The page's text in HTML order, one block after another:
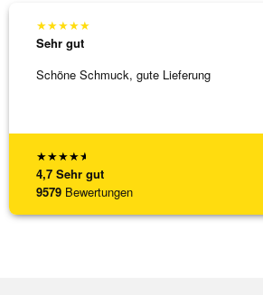
★★★★★
4,7 Sehr gut
9579 Bewertungen
★★★★★
Sehr gut
Schöne Schmuck, gute Lieferung